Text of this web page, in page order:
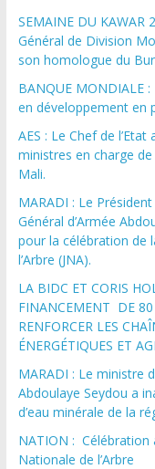
SEMAINE DU KAWAR
Général de Division
son homologue du
BANQUE MONDIALE
en développement en
AES : Le Chef de
ministres en charge
Mali.
MARADI : Le
Général d’Armée
pour la célébration de
l’Arbre (JNA).
LA BIDC ET CORIS
FINANCEMENT DE 80
RENFORCER LES
ÉNERGÉTIQUES ET
MARADI : Le ministre
Abdoulaye Seydou a
d’eau minérale de la
NATION : Célébration
Nationale de l’Arbre